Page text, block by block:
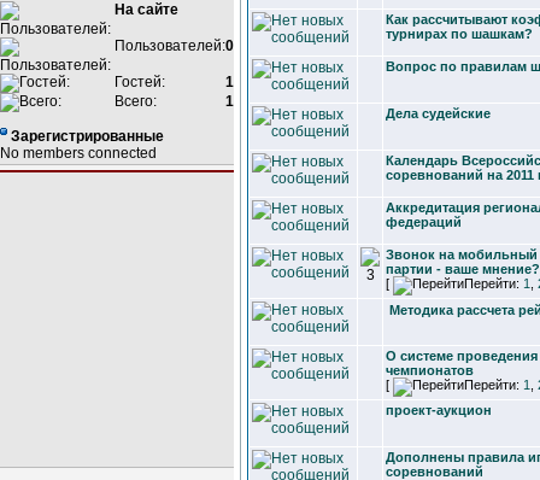
На сайте
Пользователей:0
Гостей:
1
Всего:
1
Зарегистрированные
No members connected
Как рассчитывают
турнирах по шашкам?
Вопрос по правилам
Дела судейские
Календарь
соревнований на 2011
Аккредитация
федераций
Звонок на мобильный
партии - ваше мнение?
[
Перейти: 1
Методика рассчета
О системе проведения
чемпионатов
[
Перейти: 1
проект-аукцион
Дополнены правила
соревнований